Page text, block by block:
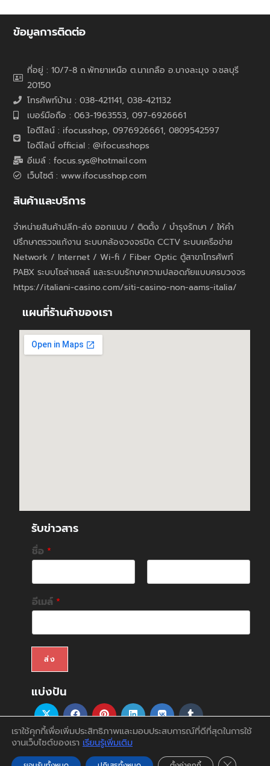
ข้อมูลการติดต่อ
ที่อยู่ : 10/7-8 ถ.พัทยาเหนือ ต.นาเกลือ อ.บางละมุง จ.ชลบุรี
20150
โทรศัพท์บ้าน : 038-421141, 038-421132
เบอร์มือถือ : 063-1963553, 097-6926661
ไอดีไลน์ : ifocusshop, 0976926661, 0809542597
ไอดีไลน์ official : @ifocusshops
อีเมล์ : focus.sys@hotmail.com
เว็บไซต์ : www.ifocusshop.com
สินค้าและบริการ
จำหน่ายสินค้าปลีก-ส่ง ออกแบบ / ติดตั้ง / บำรุงรักษา / ให้คำ
ปรึกษาตรวจแก้งาน ระบบกล้องวงจรปิด CCTV ระบบเครือข่าย
Network / Internet / Wi-fi / Fiber Optic ตู้สาขาโทรศัพท์
PABX ระบบโซล่าเซลล์ และระบบรักษาความปลอดภัยแบบครบวงจร
https://italiani-casino.com/siti-casino-non-aams-italia/
แผนที่ร้านค้าของเรา
รับข่าวสาร
ชื่อ *
F
i
r
L
อีเมล์ *
ส่ง
แบ่งปัน
สินค้า บริการ บทความ สนับสนุน&ดาวน์โหลด ติดต่อเรา บัญชีของฉัน
เราใช้คุกกี้เพื่อเพิ่มประสิทธิภาพและมอบประสบการณ์ที่ดีที่สุดในการใช้
งานเว็บไซต์ของเรา เรียนรู้เพิ่มเติม
Close